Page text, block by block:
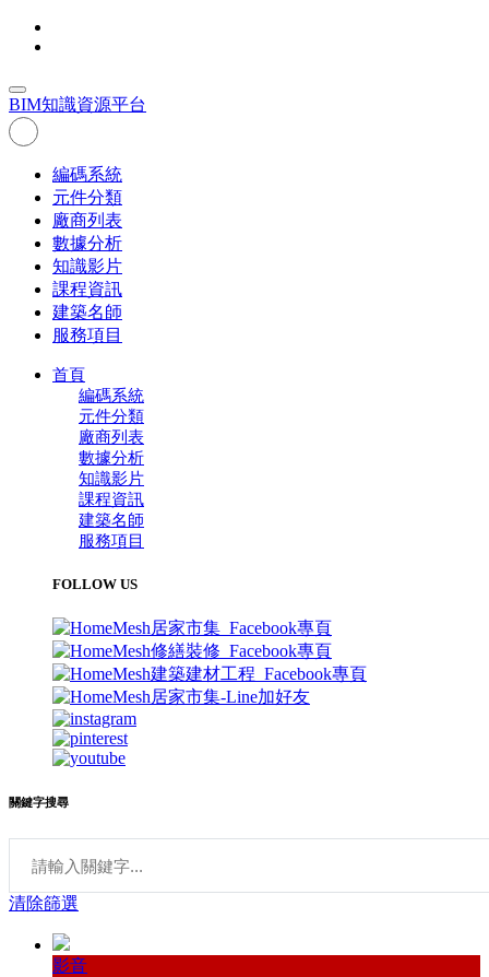
BIM知識資源平台
編碼系統
元件分類
廠商列表
數據分析
知識影片
課程資訊
建築名師
服務項目
首頁
編碼系統
元件分類
廠商列表
數據分析
知識影片
課程資訊
建築名師
服務項目
FOLLOW US
關鍵字搜尋
清除篩選
影音